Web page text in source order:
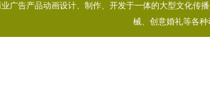
广告产品动画设计、制作、开发于一体的大型文化传
械、创意婚礼等各